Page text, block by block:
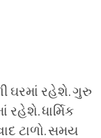
ઘરમાં રહેશે. ગુરુ
ધાર્મિક
ટાળો. સમય